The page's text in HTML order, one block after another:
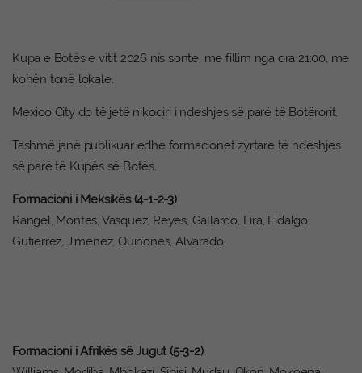
Kupa e Botës e vitit 2026 nis sonte, me fillim nga ora 21:00, me
kohën tonë lokale.
Mexico City do të jetë nikoqiri i ndeshjes së parë të Botërorit.
Tashmë janë publikuar edhe formacionet zyrtare të ndeshjes
së parë të Kupës së Botës.
Formacioni i Meksikës (4-1-2-3)
Rangel, Montes, Vasquez, Reyes, Gallardo, Lira, Fidalgo,
Gutierrez, Jimenez, Quinones, Alvarado
Formacioni i Afrikës së Jugut (5-3-2)